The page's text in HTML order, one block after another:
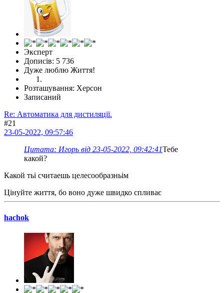
Эксперт
Дописів: 5 736
Дуже люблю Життя!
Розташування: Херсон
Записаний
Re: Автоматика для дистиляції.
#21
23-05-2022, 09:57:46
Цитата: Игорь від 23-05-2022, 09:42:41Тебе
какой?
Какой тьі считаешь целесообразньім
Цінуйте життя, бо воно дуже швидко спливає
hachok